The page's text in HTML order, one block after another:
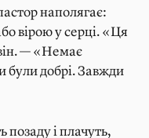
наполягає:
вірою у серці. «Ця
— «Немає
були добрі. Завжди
позаду і плачуть,